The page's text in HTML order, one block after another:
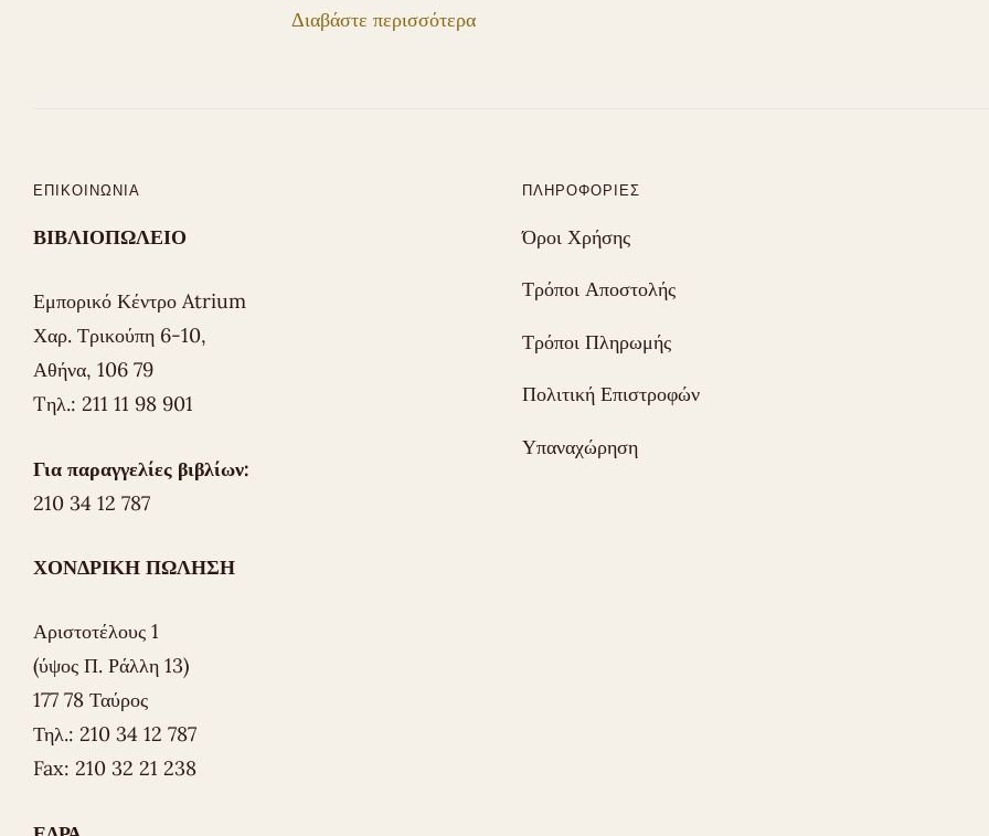
Διαβάστε περισσότερα
ΕΠΙΚΟΙΝΩΝΊΑ
ΒΙΒΛΙΟΠΩΛΕΙΟ
Εμπορικό Κέντρο Atrium
Χαρ. Τρικούπη 6-10,
Αθήνα, 106 79
Tηλ.: 211 11 98 901
Για παραγγελίες βιβλίων:
210 34 12 787
ΧΟΝΔΡΙΚΗ ΠΩΛΗΣΗ
Αριστοτέλους 1
(ύψος Π. Ράλλη 13)
177 78 Ταύρος
Τηλ.: 210 34 12 787
Fax: 210 32 21 238
ΠΛΗΡΟΦΟΡΊΕΣ
Όροι Χρήσης
Τρόποι Αποστολής
Τρόποι Πληρωμής
Πολιτική Επιστροφών
Υπαναχώρηση